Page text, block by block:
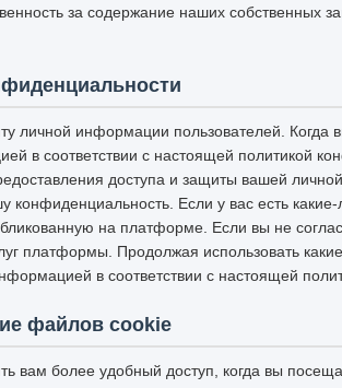
за содержание наших собственных
личной информации пользователей. Когда
в соответствии с настоящей политикой
доступа и защиты вашей
конфиденциальность. Если у вас есть
на платформе. Если вы не
платформы. Продолжая использовать
в соответствии с настоящей
файлов cookie
вам более удобный доступ, когда вы